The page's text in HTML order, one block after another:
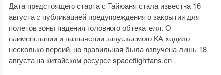
Дата предстоящего старта с Тайюаня стала известна 16
августа с публикацией предупреждения о закрытии для
полетов зоны падения головного обтекателя. О
наименовании и назначении запускаемого КА ходило
несколько версий, но правильная была озвучена лишь 18
августа на китайском ресурсе spaceflightfans.cn .